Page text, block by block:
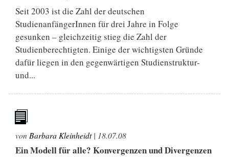
Seit 2003 ist die Zahl der deutschen
StudienanfängerInnen für drei Jahre in Folge
gesunken – gleichzeitig stieg die Zahl der
Studienberechtigten. Einige der wichtigsten Gründe
dafür liegen in den gegenwärtigen Studienstruktur-
und...
von Barbara Kleinheidt| 18.07.08
Ein Modell für alle? Konvergenzen und Divergenzen